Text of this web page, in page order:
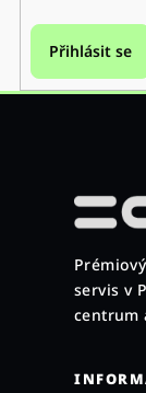
Přihlásit se
servis v
centrum